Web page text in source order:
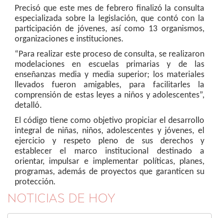
Precisó que este mes de febrero finalizó la consulta
especializada sobre la legislación, que contó con la
participación de jóvenes, así como 13 organismos,
organizaciones e instituciones.
“Para realizar este proceso de consulta, se realizaron
modelaciones en escuelas primarias y de las
enseñanzas media y media superior; los materiales
llevados fueron amigables, para facilitarles la
comprensión de estas leyes a niños y adolescentes”,
detalló.
El código tiene como objetivo propiciar el desarrollo
integral de niñas, niños, adolescentes y jóvenes, el
ejercicio y respeto pleno de sus derechos y
establecer el marco institucional destinado a
orientar, impulsar e implementar políticas, planes,
programas, además de proyectos que garanticen su
protección.
NOTICIAS DE HOY